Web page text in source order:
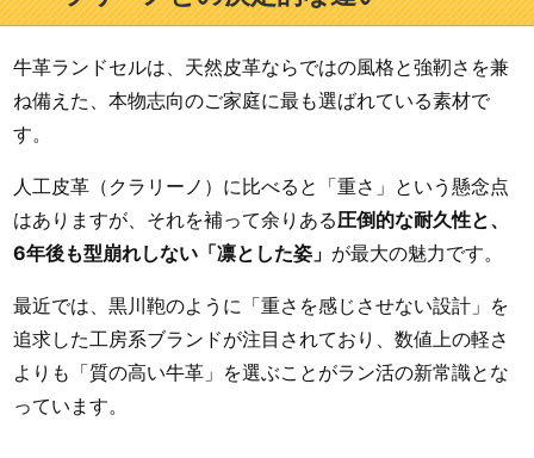
牛革ランドセルは、天然皮革ならではの風格と強靭さを兼
ね備えた、本物志向のご家庭に最も選ばれている素材で
す。
人工皮革（クラリーノ）に比べると「重さ」という懸念点
はありますが、それを補って余りある圧倒的な耐久性と、
6年後も型崩れしない「凛とした姿」 が最大の魅力です。
最近では、黒川鞄のように「重さを感じさせない設計」を
追求した工房系ブランドが注目されており、数値上の軽さ
よりも「質の高い牛革」を選ぶことがラン活の新常識とな
っています。